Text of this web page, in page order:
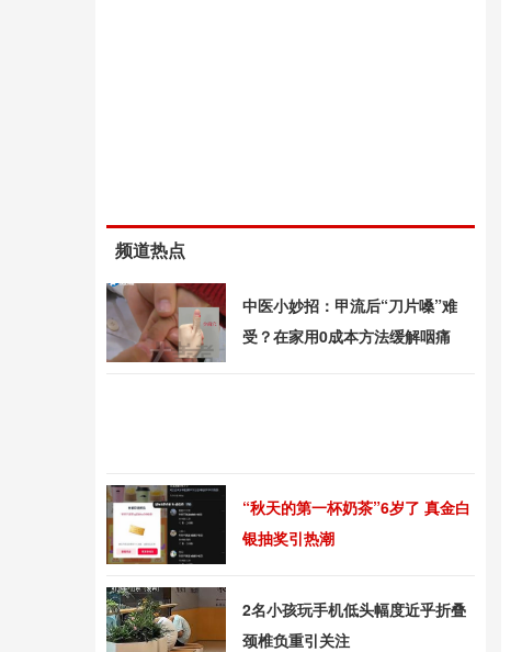
频道热点
中医小妙招：甲流后“刀片嗓”难
受？在家用0成本方法缓解咽痛
“秋天的第一杯奶茶”6岁了 真金白
银抽奖引热潮
2名小孩玩手机低头幅度近乎折叠
颈椎负重引关注